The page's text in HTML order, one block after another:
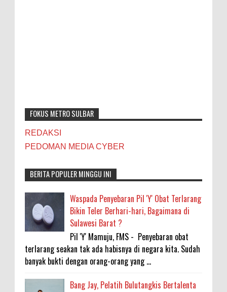
FOKUS METRO SULBAR
REDAKSI
PEDOMAN MEDIA CYBER
BERITA POPULER MINGGU INI
Waspada Penyebaran Pil 'Y' Obat Terlarang
Bikin Teler Berhari-hari, Bagaimana di
Sulawesi Barat ?
Pil 'Y' Mamuju, FMS - Penyebaran obat
terlarang seakan tak ada habisnya di negara kita. Sudah
banyak bukti dengan orang-orang yang ...
Bang Jay, Pelatih Bulutangkis Bertalenta